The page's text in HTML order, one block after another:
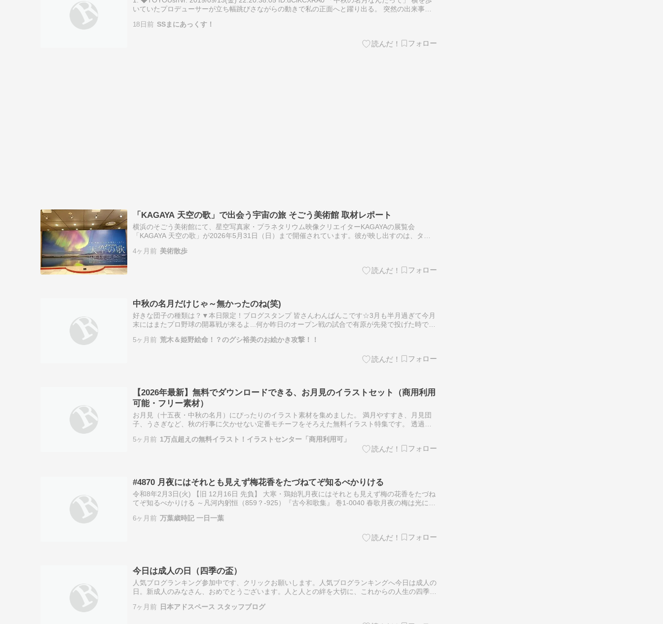
いていたプロデューサーが立ち幅跳びさながらの動きで私の正面へと躍り出る。 突然の出来事
18日前 SSまにあっくす！
「KAGAYA 天空の歌」で出会う宇宙の旅 そごう美術館 取材レポート
横浜のそごう美術館にて、星空写真家・プラネタリウム映像クリエイターKAGAYAの展覧会
「KAGAYA 天空の歌」が2026年5月31日（日）まで開催されています。彼が映し出すのは、タイ
通じて、…
4ヶ月前 美術散歩
中秋の名月だけじゃ～無かったのね(笑)
好きな団子の種類は？▼本日限定！ブログスタンプ 皆さんわんばんこです☆3月も半月過ぎて今月
末にはまたプロ野球の開幕戦が来るよ...何か昨日のオープン戦の試合で有原が先発で投げた時でボ
準々…
5ヶ月前 荒木＆姫野絵命！？のグシ裕美のお絵かき攻撃！！
【2026年最新】無料でダウンロードできる、お月見のイラストセット（商用利用
可能・フリー素材）
お月見（十五夜・中秋の名月）にぴったりのイラスト素材を集めました。 満月やすすき、月見団
子、うさぎなど、秋の行事に欠かせない定番モチーフをそろえた無料イラスト特集です。 透過
SNS投稿、チ…
5ヶ月前 1万点超えの無料イラスト！イラストセンター「商用利用可」
#4870 月夜にはそれとも見えず梅花香をたづねてぞ知るべかりける
令和8年2月3日(火) 【旧 12月16日 先負】 大寒・鶏始乳月夜にはそれとも見えず梅の花香をたづね
てぞ知るべかりける ～凡河内躬恒（859？-925）『古今和歌集』 巻1-0040 春歌月夜の梅は光に紛
6ヶ月前 万葉歳時記 一日一葉
今日は成人の日（四季の盃）
人気ブログランキング参加中です、クリックお願いします。人気ブログランキングへ今日は成人の
日。新成人のみなさん、おめでとうございます。人と人との絆を大切に、これからの人生の四季を
のりの新たな一…
7ヶ月前 日本アドスペース スタッフブログ